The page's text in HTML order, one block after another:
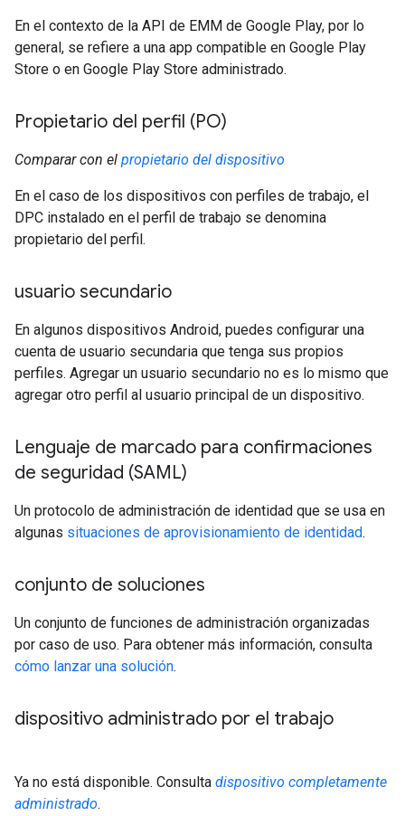
En el contexto de la API de EMM de Google Play, por lo
general, se refiere a una app compatible en Google Play
Store o en Google Play Store administrado.
Propietario del perfil (PO)
Comparar con el propietario del dispositivo
En el caso de los dispositivos con perfiles de trabajo, el
DPC instalado en el perfil de trabajo se denomina
propietario del perfil.
usuario secundario
En algunos dispositivos Android, puedes configurar una
cuenta de usuario secundaria que tenga sus propios
perfiles. Agregar un usuario secundario no es lo mismo que
agregar otro perfil al usuario principal de un dispositivo.
Lenguaje de marcado para confirmaciones
de seguridad (SAML)
Un protocolo de administración de identidad que se usa en
algunas situaciones de aprovisionamiento de identidad.
conjunto de soluciones
Un conjunto de funciones de administración organizadas
por caso de uso. Para obtener más información, consulta
cómo lanzar una solución.
dispositivo administrado por el trabajo
Ya no está disponible. Consulta dispositivo completamente
administrado.